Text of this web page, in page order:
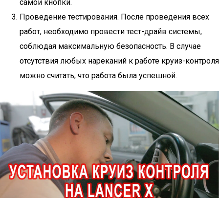
самой кнопки.
Проведение тестирования. После проведения всех
работ, необходимо провести тест-драйв системы,
соблюдая максимальную безопасность. В случае
отсутствия любых нареканий к работе круиз-контроля
можно считать, что работа была успешной.